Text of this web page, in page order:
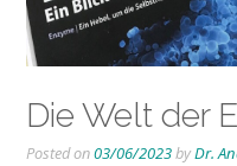
Die Welt der
Posted on03/06/2023byDr.